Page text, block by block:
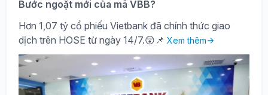
Bước ngoặt mới của mã VBB?
Hơn 1,07 tỷ cổ phiếu Vietbank đã chính thức giao
dịch trên HOSE từ ngày 14/7.😲📌 Xem thêm